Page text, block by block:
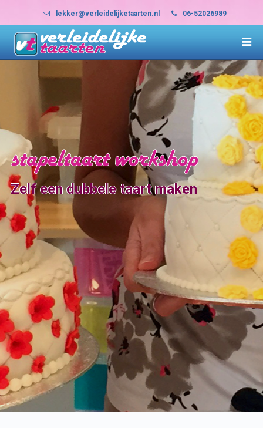
lekker@verleidelijketaarten.nl 06-52026989
stapeltaart workshop
Zelf een dubbele taart maken